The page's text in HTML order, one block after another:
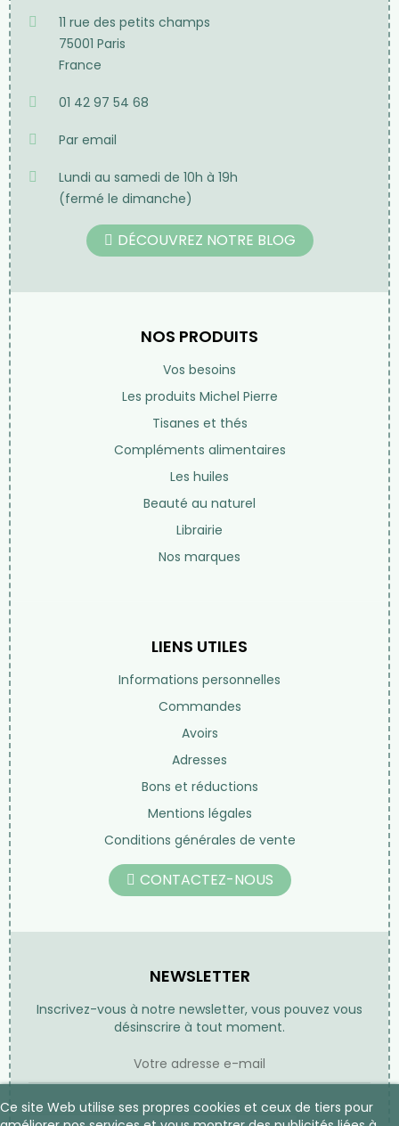
Ce site Web utilise ses propres cookies et ceux de tiers pour
11 rue des petits champs
75001 Paris
France
01 42 97 54 68
Par email
Lundi au samedi de 10h à 19h
(fermé le dimanche)
DÉCOUVREZ NOTRE BLOG
NOS PRODUITS
Vos besoins
Les produits Michel Pierre
Tisanes et thés
Compléments alimentaires
Les huiles
Beauté au naturel
Librairie
Nos marques
LIENS UTILES
Informations personnelles
Commandes
Avoirs
Adresses
Bons et réductions
Mentions légales
Conditions générales de vente
CONTACTEZ-NOUS
NEWSLETTER
Inscrivez-vous à notre newsletter, vous pouvez vous
désinscrire à tout moment.